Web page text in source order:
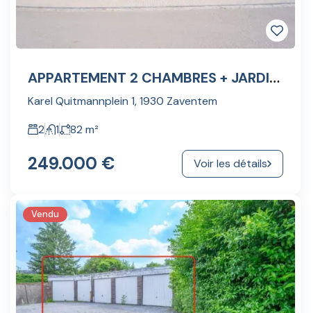
APPARTEMENT 2 CHAMBRES + JARDIN + 2 CAVES
Karel Quitmannplein 1, 1930 Zaventem
2
1 82 m²
249.000 € Voir les détails
Vendu